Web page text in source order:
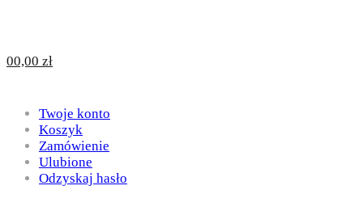
for
God
DAYENU
Design
00,00 zł
Twoje konto
Koszyk
Zamówienie
Ulubione
Odzyskaj hasło